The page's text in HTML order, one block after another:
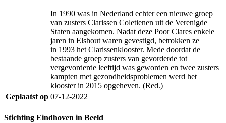
In 1990 was in Nederland echter een nieuwe groep
van zusters Clarissen Coletienen uit de Verenigde
Staten aangekomen. Nadat deze Poor Clares enkele
jaren in Elshout waren gevestigd, betrokken ze
in 1993 het Clarissenklooster. Mede doordat de
bestaande groep zusters van gevorderde tot
vergevorderde leeftijd was geworden en twee zusters
kampten met gezondheidsproblemen werd het
klooster in 2015 opgeheven. (Red.)
Geplaatst op 07-12-2022
Stichting Eindhoven in Beeld